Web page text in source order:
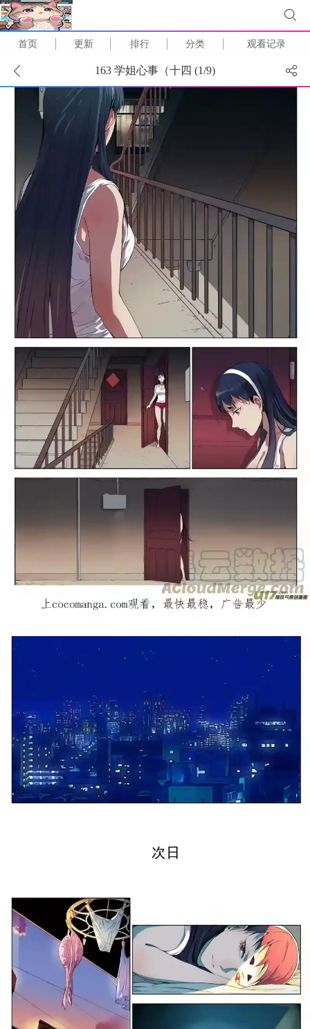
首页 更新 排行 分类 观看记录
163 学姐心事（十四 (1/9)